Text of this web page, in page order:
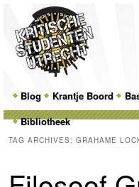
MainSkip
to
primary
content
Skip
to
secondary
content
Blog Krantje Boord
Bibliotheek
TAG ARCHIVES: GRAHAME